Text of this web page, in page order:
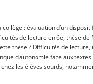
: évaluation d’un
de lecture en 6e, thèse de
thèse ? Difficultés de lecture,
d’autonomie face aux
les élèves sourds,